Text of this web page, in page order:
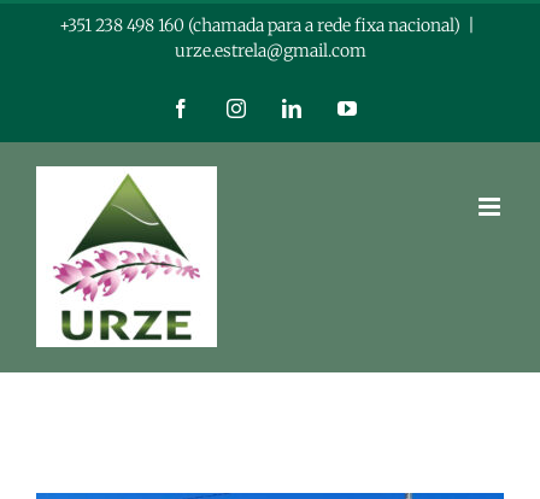
+351 238 498 160 (chamada para a rede fixa nacional)
urze.estrela@gmail.com
FacebookInstagramLinkedInYouTube